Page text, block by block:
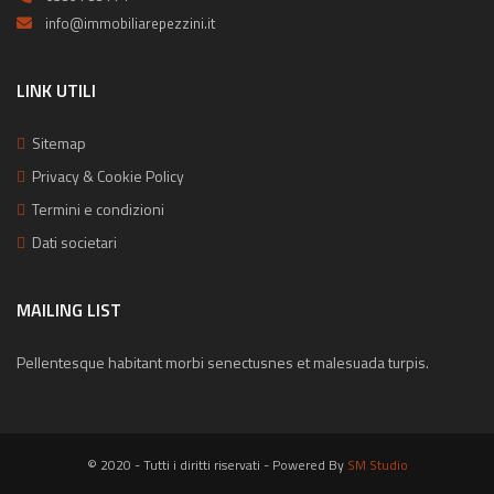
info@immobiliarepezzini.it
LINK UTILI
Sitemap
Privacy & Cookie Policy
Termini e condizioni
Dati societari
MAILING LIST
Pellentesque habitant morbi senectusnes et malesuada turpis.
© 2020 - Tutti i diritti riservati - Powered By SM Studio